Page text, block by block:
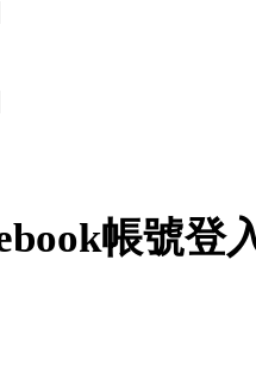
帳號登